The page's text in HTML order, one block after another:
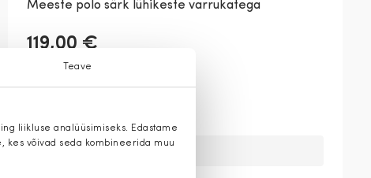
Teave
liikluse analüüsimiseks. Edastame
kes võivad seda kombineerida muu
Meeste polo särk lühikeste varrukatega
119,00 €